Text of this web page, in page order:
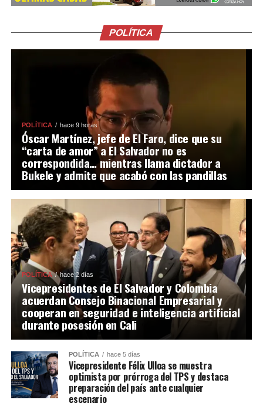
POLÍTICA
POLÍTICA hace 9 horas
Óscar Martínez, jefe de El Faro, dice que su
“carta de amor” a El Salvador no es
correspondida… mientras llama dictador a
Bukele y admite que acabó con las pandillas
POLÍTICA hace 2 días
Vicepresidentes de El Salvador y Colombia
acuerdan Consejo Binacional Empresarial y
cooperan en seguridad e inteligencia artificial
durante posesión en Cali
POLÍTICA hace 5 días
Vicepresidente Félix Ulloa se muestra
optimista por prórroga del TPS y destaca
preparación del país ante cualquier
escenario